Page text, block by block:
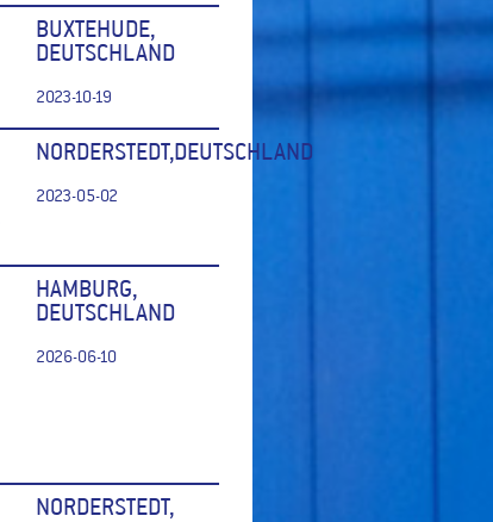
BUXTEHUDE,
DEUTSCHLAND
2023-10-19
NORDERSTEDT,DEUTSCHLAND
2023-05-02
HAMBURG,
DEUTSCHLAND
2026-06-10
NORDERSTEDT,